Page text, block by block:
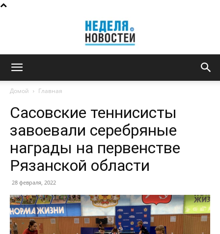
новостей
Домой Главная
Сасовские теннисисты
завоевали серебряные
награды на первенстве
Рязанской области
28 февраля, 2022